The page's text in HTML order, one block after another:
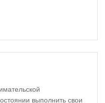
выполнить свои